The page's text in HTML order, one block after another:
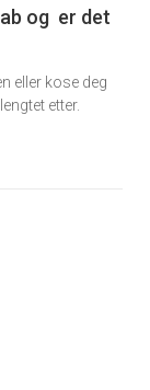
og er det
eller kose deg
etter.